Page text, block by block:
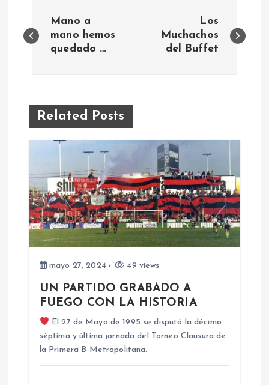
a
e
g
c
ó
Mano a
mano hemos
quedado …
Los
Muchachos
del Buffet
Related Posts
mayo 27, 2024 49 views
UN PARTIDO GRABADO A
FUEGO CON LA HISTORIA
El 27 de Mayo de 1995 se disputó la décimo
séptima y última jornada del Torneo Clausura de
la Primera B Metropolitana.